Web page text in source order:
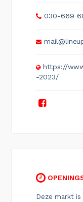
030-669
https://
-2023/
Deze markt